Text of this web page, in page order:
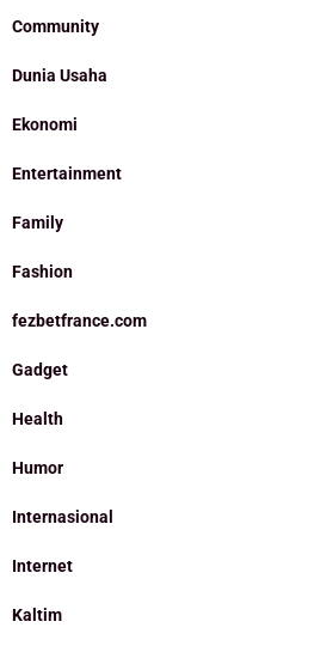
Community
Dunia Usaha
Ekonomi
Entertainment
Family
Fashion
fezbetfrance.com
Gadget
Health
Humor
Internasional
Internet
Kaltim